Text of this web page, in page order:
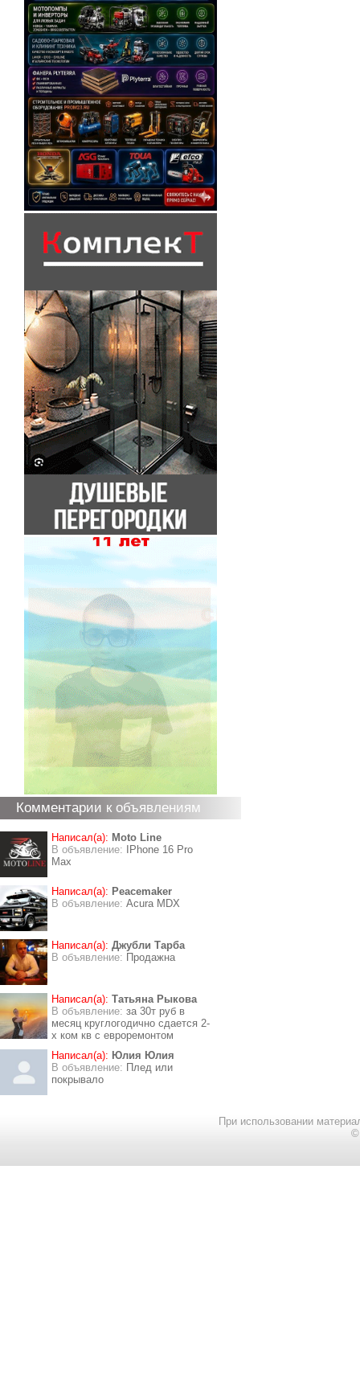
Комментарии к объявлениям
Написал(а): Moto Line
В объявление:
IPhone 16 Pro
Max
Написал(а): Peacemaker
В объявление: Acura MDX
Написал(а): Джубли Тарба
В объявление: Продажна
Написал(а): Татьяна Рыкова
В объявление: за 30т руб в
месяц круглогодично сдается 2-
х ком кв с евроремонтом
Написал(а): Юлия Юлия
В объявление: Плед или
покрывало
При использовании